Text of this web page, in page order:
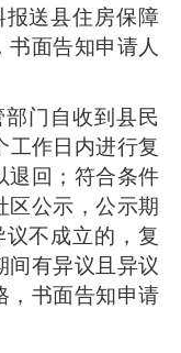
送县住房保障
书面告知申请人
门自收到县民
工作日内进行复
退回；符合条件
区公示，公示期
不成立的，复
间有异议且异议
，书面告知申请